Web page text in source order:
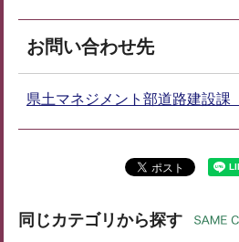
お問い合わせ先
県土マネジメント部道路建設課
同じカテゴリから探す